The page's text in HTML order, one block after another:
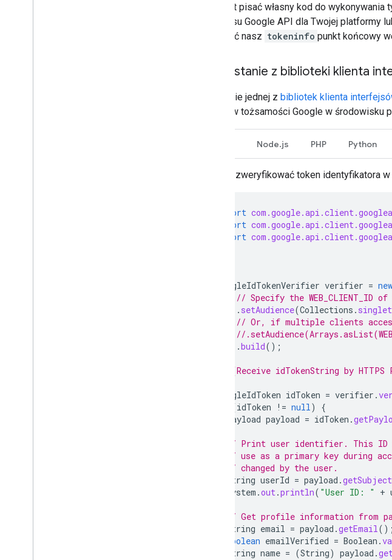
Zamiast pisać własny kod do
interfejsu Google API dla Twojej platformy
wywołać nasz tokeninfo punkt końcowy
Korzystanie z biblioteki klienta
Używanie jednej z bibliotek klienta
tokenów tożsamości Google w środowisku
Node.js PHP Python
Aby zweryfikować token identyfikatora
import
import
import
GoogleIdTokenVerifier verifier = new
// Specify the WEB_CLIENT_ID
. setAudience(Collections .
// Or, if multiple clients
//
.build();
// (Receive idTokenString by HTTPS
GoogleIdToken idToken = verifier .
(idToken != null)
{
Payload payload = idToken .
// Print user identifier. This ID
// use as a primary key during
// changed by the user.
String userId = payload .getSubject
System .out.println( "User ID: " +
// Get profile information from
String email = payload .getEmail();
boolean emailVerified = Boolean .
String name = (String) payload .